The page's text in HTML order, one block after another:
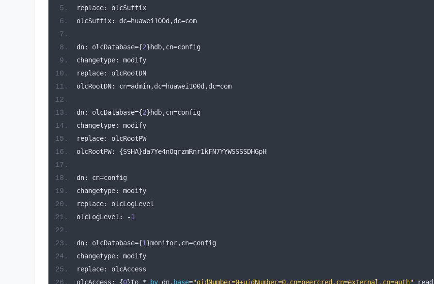
replace:
olcSuffix
olcSuffix: dc=huawei100d ,dc=com
dn: olcDatabase={2}hdb,cn=config
changetype:
modify
replace:
olcRootDN
olcRootDN: cn=admin,dc=huawei100d ,dc=com
dn: olcDatabase={2}hdb,cn=config
changetype:
modify
replace:
olcRootPW
olcRootPW: {SSHA}da7Ye4nOqrzmRnr1kFN7YYWSSSSDHGpH
dn: cn=config
changetype:
modify
replace:
olcLogLevel
olcLogLevel : -1
dn: olcDatabase={1}monitor,cn=config
changetype:
modify
replace:
olcAccess
olcAccess : {0}to * by dn. base="gidNumber=0+uidNumber=0,cn=peercred,cn=external,cn=auth" read